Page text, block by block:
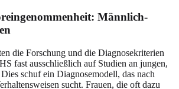
Männlich-
die Forschung und die Diagnosekriterien
fast ausschließlich auf Studien an jungen,
schuf ein Diagnosemodell, das nach
sucht. Frauen, die oft dazu